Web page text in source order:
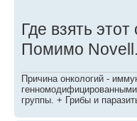
Где взять
Помимо
Причина онкологий -
группы. + Грибы и